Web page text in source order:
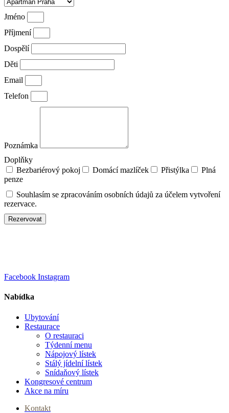
Jméno
Příjmení
Dospělí
Děti
Email
Telefon
Poznámka
Doplňky
Bezbariérový pokoj
Domácí mazlíček Přistýlka
Plná
penze
Souhlasím se zpracováním osobních údajů za účelem vytvoření
rezervace.
Rezervovat
Facebook Instagram
Nabídka
Ubytování
Restaurace
O restauraci
Týdenní menu
Nápojový lístek
Stálý jídelní lístek
Snídaňový lístek
Kongresové centrum
Akce na míru
Kontakt